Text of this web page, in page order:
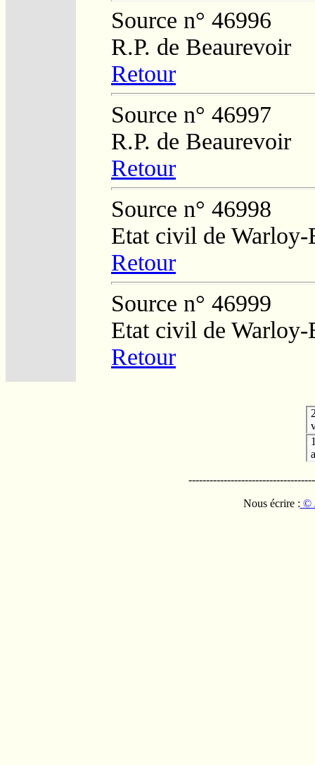
Source n° 46996
R.P. de Beaurevoir
Retour
Source n° 46997
R.P. de Beaurevoir
Retour
Source n° 46998
Etat civil de
Retour
Source n° 46999
Etat civil de
Retour
Nous écrire : ©